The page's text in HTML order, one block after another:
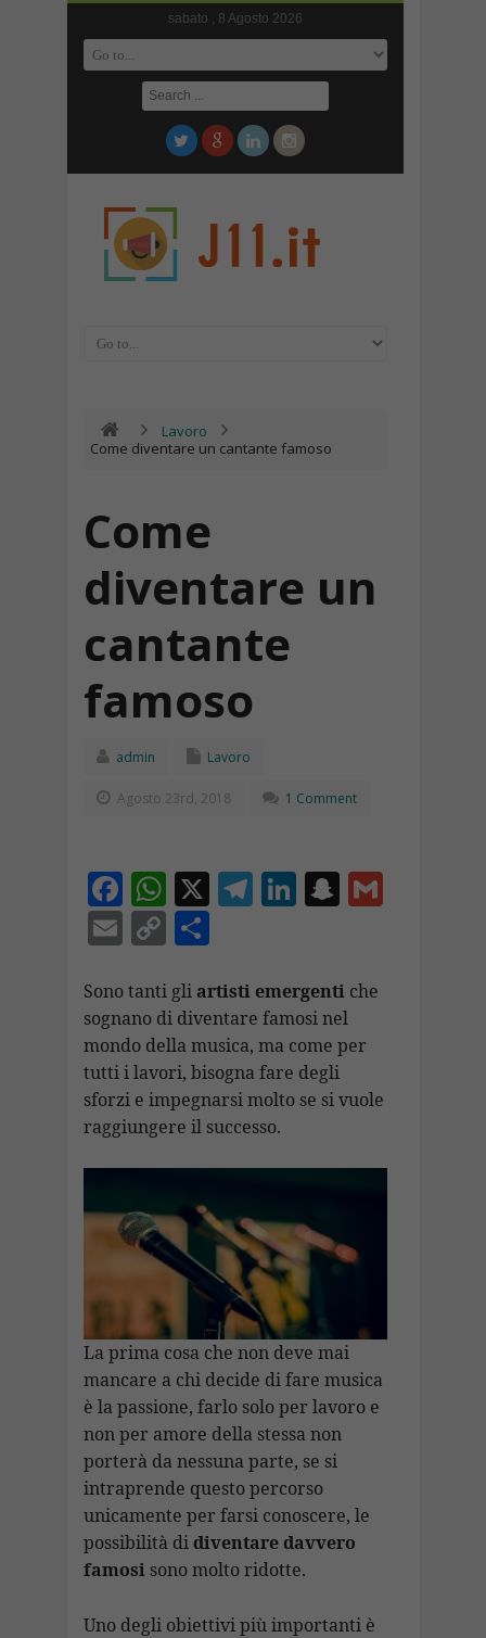
sabato , 8 Agosto 2026
Lavoro
Come diventare un cantante famoso
Come
diventare un
cantante
famoso
admin Lavoro
Agosto 23rd, 2018 1 Comment
F
ac
e
b
o
o
k
W
h
at
s
A
p
p
X T
gr
a
m
Li
e
dI
n
S
p
c
h
at
G
E
ai
l
C
p
y
Li
n
k
C
n
di
vi
di
Sono tanti gli artisti emergentiche
sognano di diventare famosi nel
mondo della musica, ma come per
tutti i lavori, bisogna fare degli
sforzi e impegnarsi molto se si vuole
raggiungere il successo.
La prima cosa che non deve mai
mancare a chi decide di fare musica
è la passione, farlo solo per lavoro e
non per amore della stessa non
porterà da nessuna parte, se si
intraprende questo percorso
unicamente per farsi conoscere, le
possibilità di diventare davvero
famosisono molto ridotte.
Uno degli obiettivi più importanti è